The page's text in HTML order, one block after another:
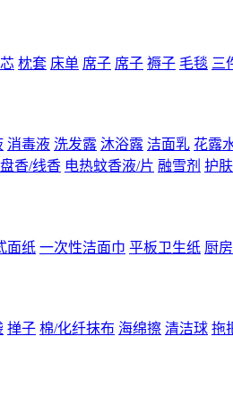
枕套 床单 席子 席子 褥子 毛毯 三
消毒液 洗发露 沐浴露 洁面乳 花露
盘香/线香 电热蚊香液/片 融雪剂 护
面纸 一次性洁面巾 平板卫生纸 厨
掸子 棉/化纤抹布 海绵擦 清洁球 拖